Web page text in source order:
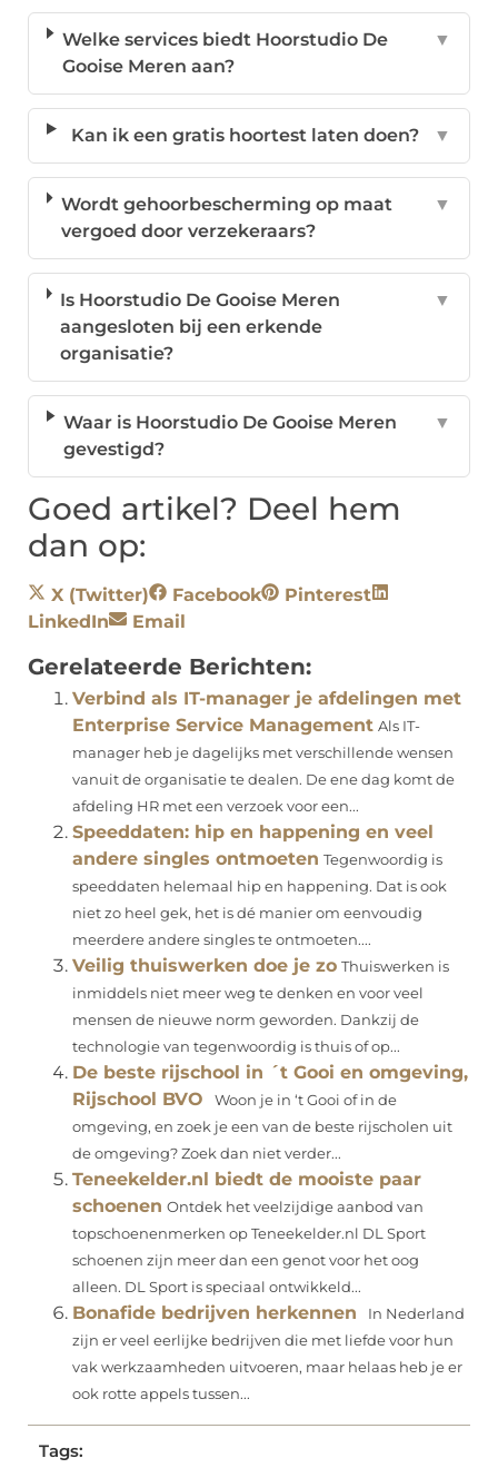
Welke services biedt Hoorstudio De
Gooise Meren aan?
▼
Kan ik een gratis hoortest laten doen? ▼
Wordt gehoorbescherming op maat
vergoed door verzekeraars?
▼
Is Hoorstudio De Gooise Meren
aangesloten bij een erkende
organisatie?
▼
Waar is Hoorstudio De Gooise Meren
gevestigd?
▼
Goed artikel? Deel hem
dan op:
X (Twitter) Facebook
Pinterest
LinkedIn
Email
Gerelateerde Berichten:
Verbind als IT-manager je afdelingen met
Enterprise Service Management Als IT-
manager heb je dagelijks met verschillende wensen
vanuit de organisatie te dealen. De ene dag komt de
afdeling HR met een verzoek voor een...
Speeddaten: hip en happening en veel
andere singles ontmoeten Tegenwoordig is
speeddaten helemaal hip en happening. Dat is ook
niet zo heel gek, het is dé manier om eenvoudig
meerdere andere singles te ontmoeten....
Veilig thuiswerken doe je zo Thuiswerken is
inmiddels niet meer weg te denken en voor veel
mensen de nieuwe norm geworden. Dankzij de
technologie van tegenwoordig is thuis of op...
De beste rijschool in ´t Gooi en omgeving,
Rijschool BVO
Woon je in ‘t Gooi of in de
omgeving, en zoek je een van de beste rijscholen uit
de omgeving? Zoek dan niet verder...
Teneekelder.nl biedt de mooiste paar
schoenen Ontdek het veelzijdige aanbod van
topschoenenmerken op Teneekelder.nl DL Sport
schoenen zijn meer dan een genot voor het oog
alleen. DL Sport is speciaal ontwikkeld...
Bonafide bedrijven herkennen
In Nederland
zijn er veel eerlijke bedrijven die met liefde voor hun
vak werkzaamheden uitvoeren, maar helaas heb je er
ook rotte appels tussen...
Tags: